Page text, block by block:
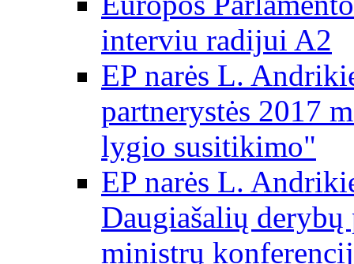
interviu radijui A2
EP narės L.
partnerystės 2017
lygio susitikimo"
EP narės L.
Daugiašalių derybų
ministrų